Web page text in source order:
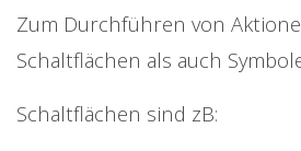
Zum Durchführen von
Schaltflächen als auch
Schaltflächen sind zB: